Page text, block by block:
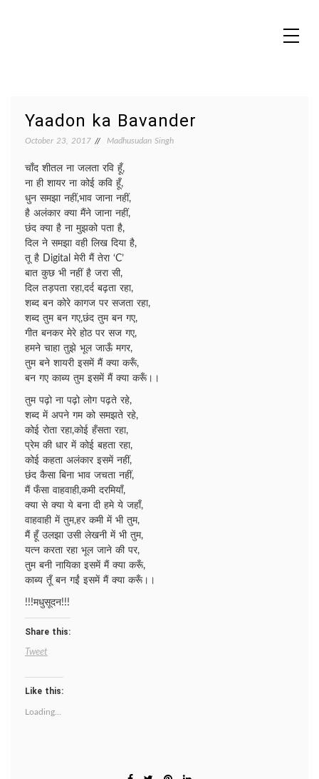
Yaadon ka Bavander
October 23, 2017 Madhusudan Singh
चाँद शीतल ना जलता रवि हूँ,
ना ही शायर ना कोई कवि हूँ,
धुन समझा नहीं,भाव जाना नहीं,
है अलंकार क्या मैंने जाना नहीं,
छंद क्या है ना मुझको पता है,
दिल ने समझा वही लिख दिया है,
तू है Digital मेरी मैं तेरा ‘C’
बात कुछ भी नहीं है जरा सी,
दिल तड़पता रहा,दर्द बढ़ता रहा,
शब्द बन कोरे कागज पर सजता रहा,
शब्द तुम बन गए,छंद तुम बन गए,
गीत बनकर मेरे होठ पर सज गए,
हमने चाहा तुझे भूल जाऊँ मगर,
तुम बने शायरी इसमें मैं क्या करूँ,
बन गए काब्य तुम इसमें मैं क्या करूँ।।
तुम पढ़ो ना पढ़ो लोग पढ़ते रहे,
शब्द में अपने गम को समझते रहे,
कोई रोता रहा,कोई हँसता रहा,
प्रेम की धार में कोई बहता रहा,
कोई कहता अलंकार इसमें नहीं,
छंद कैसा बिना भाव जचता नहीं,
मैं फँसा वाहवाही,कमी दरमियाँ,
क्या से क्या ये बना दी हमे ये जहाँ,
वाहवाही में तुम,हर कमी में भी तुम,
मैं हूँ उलझा उसी लेखनी में भी तुम,
यत्न करता रहा भूल जाने की पर,
तुम बनी नायिका इसमें मैं क्या करूँ,
काब्य तूँ बन गईं इसमें मैं क्या करूँ।।
!!!मधुसूदन!!!
Share this:
Tweet
Like this:
Loading...